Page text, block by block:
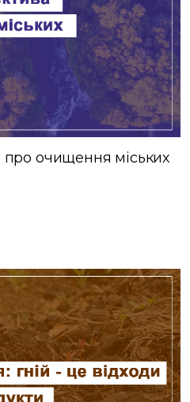
очищення міських